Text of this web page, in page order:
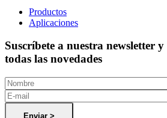
Productos
Aplicaciones
Suscríbete a nuestra newsletter
todas las novedades